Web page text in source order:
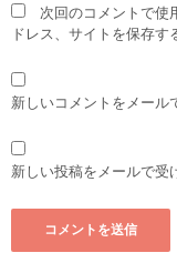
次回のコメントで使
ドレス、サイトを保存す
新しいコメントをメール
新しい投稿をメールで受